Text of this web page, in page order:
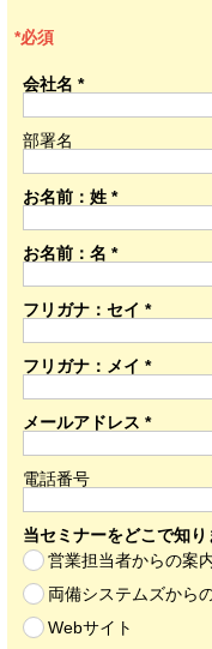
*必須
会社名 *
部署名
お名前：姓 *
お名前：名 *
フリガナ：セイ *
フリガナ：メイ *
メールアドレス *
電話番号
当セミナーをどこで知
営業担当者からの案
両備システムズから
Webサイト